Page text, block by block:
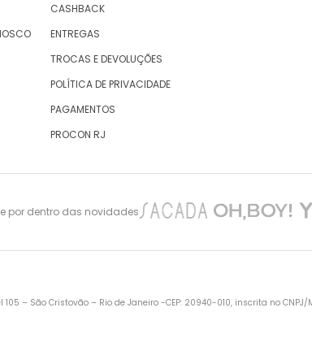
CASHBACK
ENTREGAS
TROCAS E DEVOLUÇÕES
POLÍTICA DE PRIVACIDADE
PAGAMENTOS
PROCON RJ
por dentro das novidades
105 – São Cristovão – Rio de Janeiro -CEP: 20940-010, inscrita no